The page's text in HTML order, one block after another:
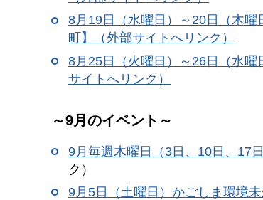
8月19日（水曜日）～20日（木
町】（外部サイトへリンク）
8月25日（火曜日）～26日（水
サイトへリンク）
～9月のイベント～
9月毎週木曜日（3日、10日、17日
ク）
9月5日（土曜日）かごしま環境